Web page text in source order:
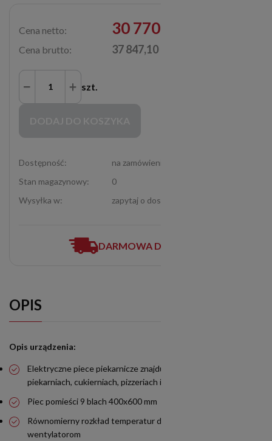
Cena netto: 30 770,00 zł
Cena brutto: 37 847,10 zł
szt.
Dostępność:
na zamówienie
Stan magazynowy:
0
Wysyłka w:
zapytaj o dostępność (12-307-06-72)
DARMOWA DOSTAWA
OPIS
Opis urządzenia:
Elektryczne piece piekarnicze znajdujące zastosowanie w
piekarniach, cukierniach, pizzeriach i sklepach
Piec pomieści 9 blach 400x600 mm
Równomierny rozkład temperatur dzięki podwójnym
wentylatorom